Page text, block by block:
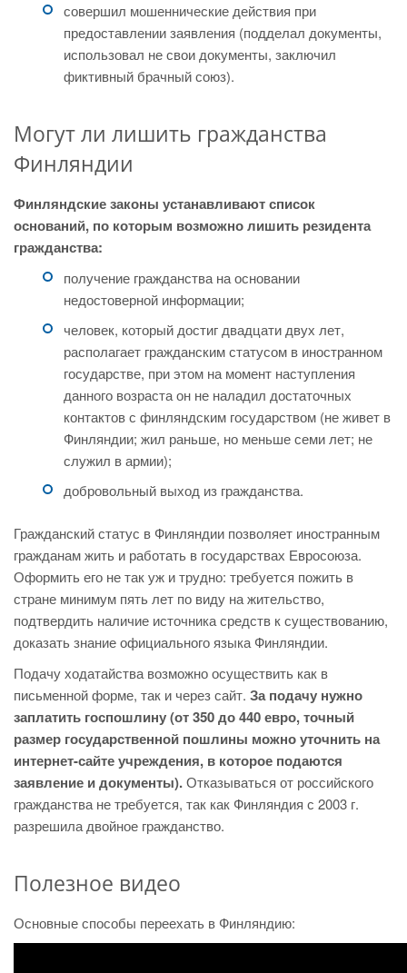
совершил мошеннические действия при
предоставлении заявления (подделал документы,
использовал не свои документы, заключил
фиктивный брачный союз).
Могут ли лишить гражданства
Финляндии
Финляндские законы устанавливают список
оснований, по которым возможно лишить резидента
гражданства:
получение гражданства на основании
недостоверной информации;
человек, который достиг двадцати двух лет,
располагает гражданским статусом в иностранном
государстве, при этом на момент наступления
данного возраста он не наладил достаточных
контактов с финляндским государством (не живет в
Финляндии; жил раньше, но меньше семи лет; не
служил в армии);
добровольный выход из гражданства.
Гражданский статус в Финляндии позволяет иностранным
гражданам жить и работать в государствах Евросоюза.
Оформить его не так уж и трудно: требуется пожить в
стране минимум пять лет по виду на жительство,
подтвердить наличие источника средств к существованию,
доказать знание официального языка Финляндии.
Подачу ходатайства возможно осуществить как в
письменной форме, так и через сайт. За подачу нужно
заплатить госпошлину (от 350 до 440 евро, точный
размер государственной пошлины можно уточнить на
интернет-сайте учреждения, в которое подаются
заявление и документы).Отказываться от российского
гражданства не требуется, так как Финляндия с 2003 г.
разрешила двойное гражданство.
Полезное видео
Основные способы переехать в Финляндию: